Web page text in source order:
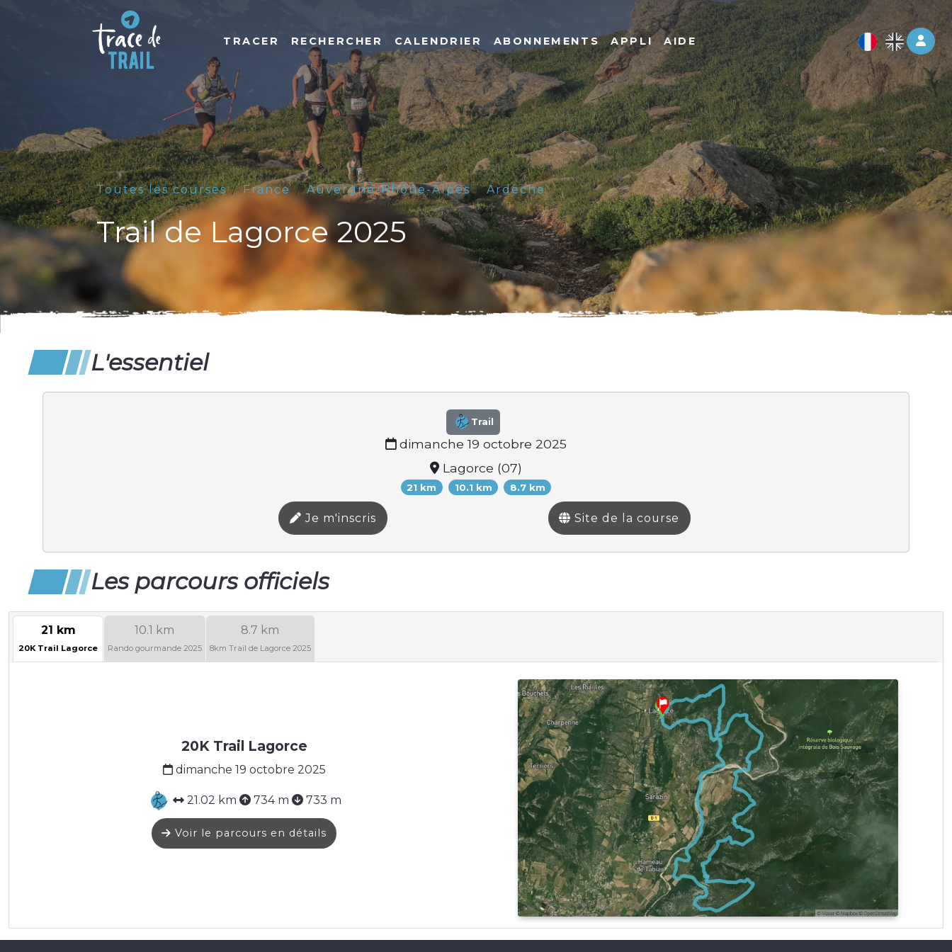
Log
TRACER RECHERCHER CALENDRIER ABONNEMENTS APPLI AIDE
Toutes les courses France Auvergne-Rhône-Alpes Ardèche
Trail de Lagorce 2025
L'essentiel
Trail
dimanche 19 octobre 2025
Lagorce (07)
21 km 10.1 km 8.7 km
Je m'inscris Site de la course
Les parcours officiels
21 km
20K Trail Lagorce
10.1 km
Rando gourmande 2025
8.7 km
8km Trail de Lagorce 2025
20K Trail Lagorce
dimanche 19 octobre 2025
21.02 km 734 m 733 m
Voir le parcours en détails